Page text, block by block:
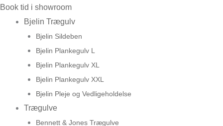
Book tid i showroom
Bjelin Trægulv
Bjelin Sildeben
Bjelin Plankegulv L
Bjelin Plankegulv XL
Bjelin Plankegulv XXL
Bjelin Pleje og Vedligeholdelse
Trægulve
Bennett & Jones Trægulve